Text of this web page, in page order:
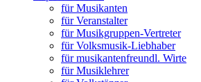
für Musikanten
für Veranstalter
für Musikgruppen-Vertreter
für Volksmusik-Liebhaber
für musikantenfreundl. Wirte
für Musiklehrer